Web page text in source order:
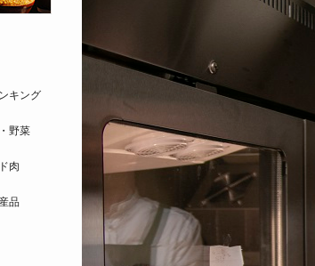
キング
野菜
肉
品